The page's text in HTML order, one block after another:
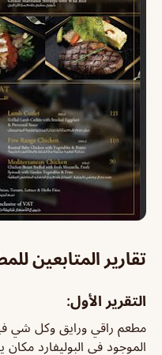
تقارير المتابعين
التقرير الأول:
مطعم راقي ورايق وكل شي
الموجود في البوليفارد